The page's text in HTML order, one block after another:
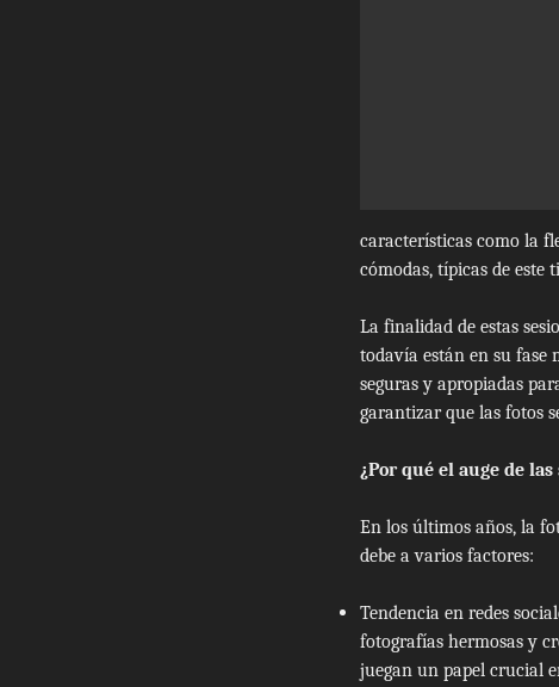
características como la
cómodas, típicas de este
La finalidad de estas
todavía están en su fase
seguras y apropiadas
garantizar que las fotos
¿Por qué el auge de
En los últimos años, la
debe a varios factores:
Tendencia en redes
fotografías hermosas y
juegan un papel crucial